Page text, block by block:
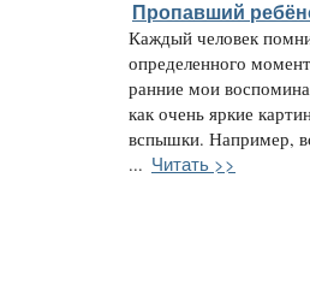
Пропавший
Каждый человек
определенного
ранние мои
как очень яркие
вспышки. Например,
... Читать >>